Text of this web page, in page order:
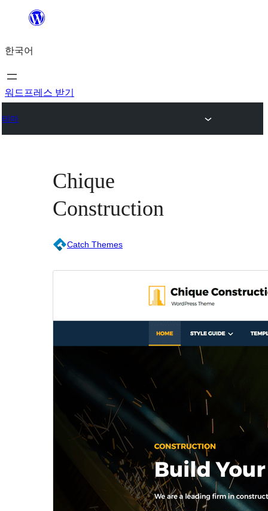
츠
로
바
가
한국어
워드프레스 받기
테마
Chique
Construction
Catch Themes